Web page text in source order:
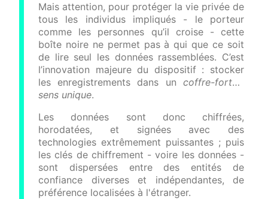
Mais attention, pour protéger la vie privée de
tous les individus impliqués - le porteur
comme les personnes qu’il croise - cette
boîte noire ne permet pas à qui que ce soit
de lire seul les données rassemblées. C’est
l’innovation majeure du dispositif : stocker
les enregistrements dans un coffre-fort à
sens unique.
Les données sont donc chiffrées,
horodatées, et signées avec des
technologies extrêmement puissantes ; puis
les clés de chiffrement - voire les données -
sont dispersées entre des entités de
confiance diverses et indépendantes, de
préférence localisées à l'étranger.